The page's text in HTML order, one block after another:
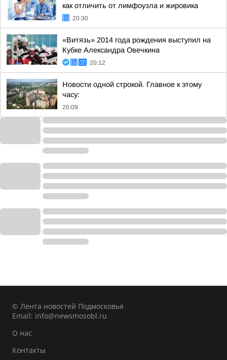
как отличить от лимфоузла и жировика
20:30
«Витязь» 2014 года рождения выступил на
Кубке Александра Овечкина
20:12
Новости одной строкой. Главное к этому
часу:
20:09
© Лента новостей Подмосковья
Email: info@newsmosobl.ru
О нас
Контакты